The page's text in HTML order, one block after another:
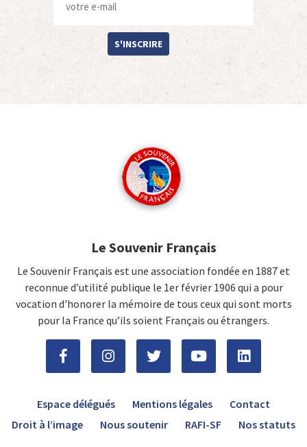
S'INSCRIRE
Le Souvenir Français
Le Souvenir Français est une association fondée en 1887 et
reconnue d’utilité publique le 1er février 1906 qui a pour
vocation d'honorer la mémoire de tous ceux qui sont morts
pour la France qu’ils soient Français ou étrangers.
Espace délégués Mentions légales
Contact
Droit à l’image
Nous soutenir RAFI-SF Nos statuts